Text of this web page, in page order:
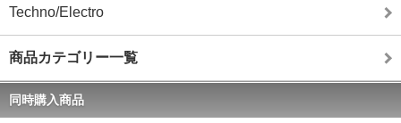
Techno/Electro
商品カテゴリー一覧
同時購入商品